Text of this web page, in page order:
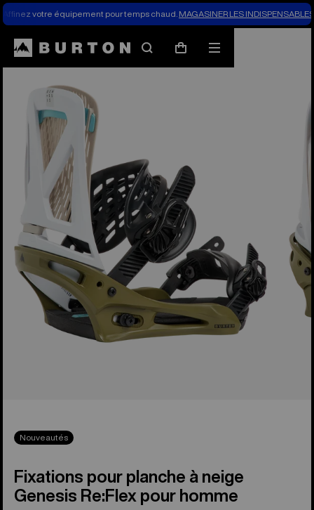
Affinez votre équipement pour temps chaud. MAGASINER LES
Rechercher
PanierMenu
Les experts de Burton expliquent tout
Nouveautés
Fixations pour planche à neige
Genesis Re:Flex pour homme